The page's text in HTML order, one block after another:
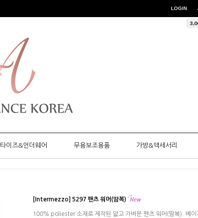
LOGIN
타이즈&언더웨어 무용보조용품 가방&액세서리
[Intermezzo] 5297 팬츠 워머(땀복)
100% poliester 소재로 제작된 얇고 가벼운 팬츠 워머(땀복). 베이